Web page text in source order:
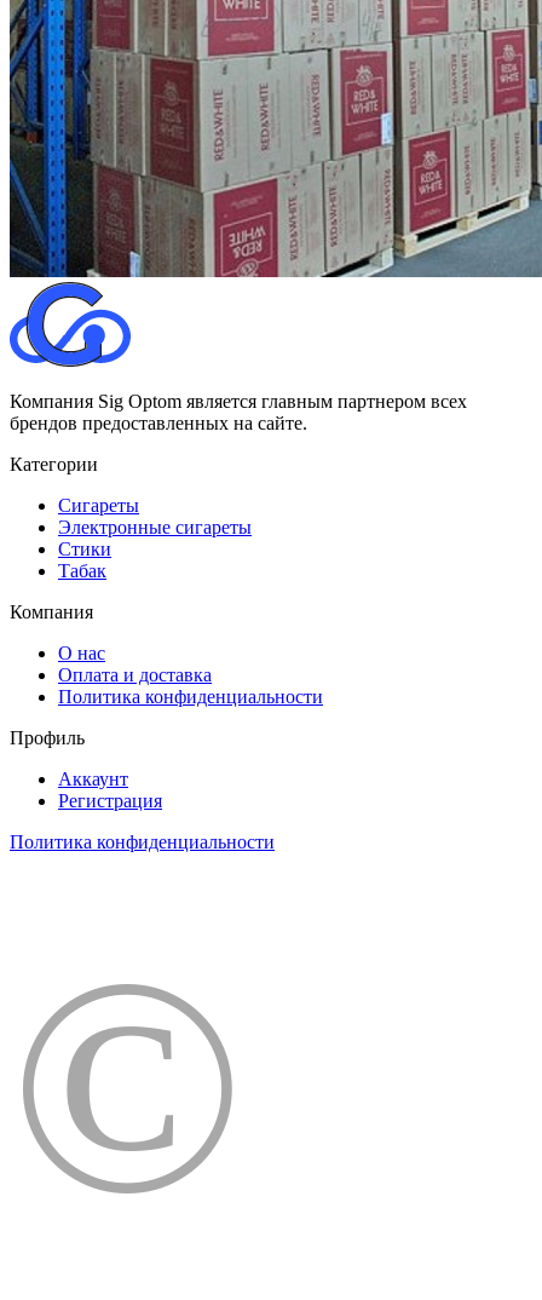
Компания Sig Optom является главным партнером всех
брендов предоставленных на сайте.
Категории
Сигареты
Электронные сигареты
Стики
Табак
Компания
О нас
Оплата и доставка
Политика конфиденциальности
Профиль
Аккаунт
Регистрация
Политика конфиденциальности
©